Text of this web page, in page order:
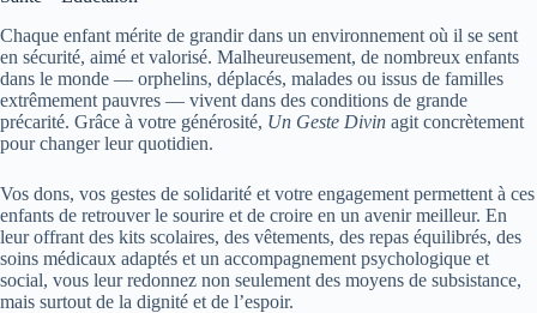
Chaque enfant mérite de grandir dans un environnement où il se sent
en sécurité, aimé et valorisé. Malheureusement, de nombreux enfants
dans le monde — orphelins, déplacés, malades ou issus de familles
extrêmement pauvres — vivent dans des conditions de grande
précarité. Grâce à votre générosité, Un Geste Divin agit concrètement
pour changer leur quotidien.
Vos dons, vos gestes de solidarité et votre engagement permettent à ces
enfants de retrouver le sourire et de croire en un avenir meilleur. En
leur offrant des kits scolaires, des vêtements, des repas équilibrés, des
soins médicaux adaptés et un accompagnement psychologique et
social, vous leur redonnez non seulement des moyens de subsistance,
mais surtout de la dignité et de l’espoir.